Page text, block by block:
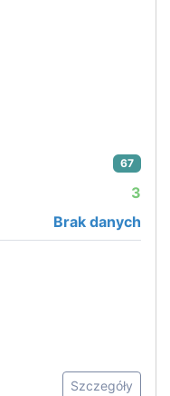
67
3
Brak danych
Szczegóły